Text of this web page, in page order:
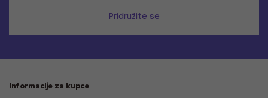
Pridružite se
Informacije za kupce